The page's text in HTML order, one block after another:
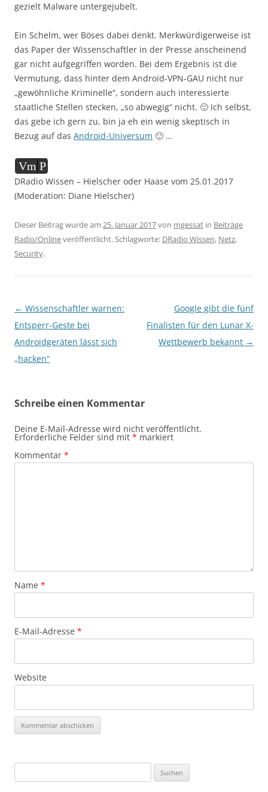
gezielt Malware untergejubelt.
Ein Schelm, wer Böses dabei denkt. Merkwürdigerweise ist
das Paper der Wissenschaftler in der Presse anscheinend
gar nicht aufgegriffen worden. Bei dem Ergebnis ist die
Vermutung, dass hinter dem Android-VPN-GAU nicht nur
„gewöhnliche Kriminelle“, sondern auch interessierte
staatliche Stellen stecken, „so abwegig“ nicht. 🙂 Ich selbst,
das gebe ich gern zu, bin ja eh ein wenig skeptisch in
Bezug auf das Android-Universum 🙂 …
Audio-
Player
Vm P
DRadio Wissen – Hielscher oder Haase vom 25.01.2017
(Moderation: Diane Hielscher)
Dieser Beitrag wurde am 25. Januar 2017von mgessat in Beiträge
Radio/Onlineveröffentlicht. Schlagworte: DRadio Wissen, Netz,
Security.
Beitragsnavigation
← Wissenschaftler warnen:
Entsperr-Geste bei
Androidgeräten lässt sich
„hacken“
Google gibt die fünf
Finalisten für den Lunar X-
Wettbewerb bekannt →
Schreibe einen Kommentar
Deine E-Mail-Adresse wird nicht veröffentlicht.
Erforderliche Felder sind mit * markiert
Kommentar *
Name *
E-Mail-Adresse *
Website
nach: